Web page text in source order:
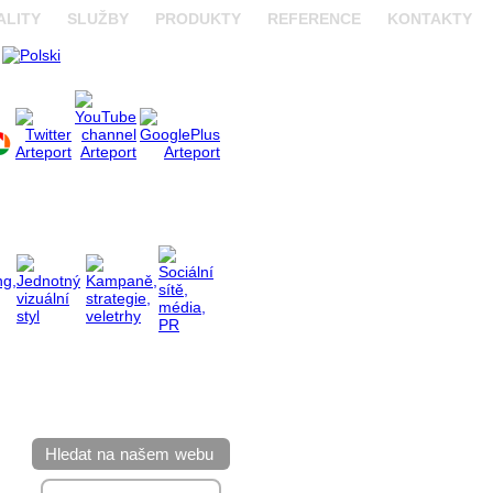
SLUŽBY PRODUKTY REFERENCE KONTAKTY
Hledat na našem webu